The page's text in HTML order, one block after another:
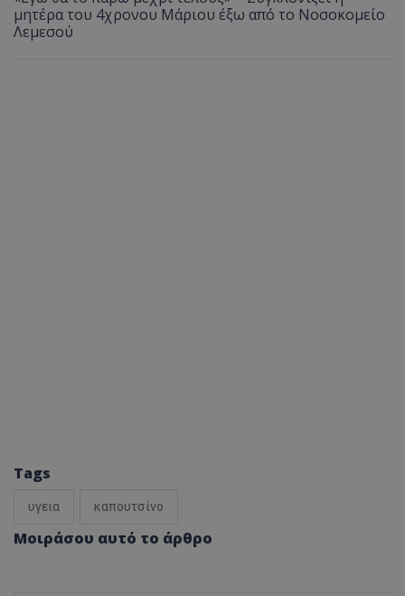
μητέρα του 4χρονου Μάριου έξω από το Νοσοκομείο
Λεμεσού
Tags
υγεια καπουτσίνο
Μοιράσου αυτό το άρθρο